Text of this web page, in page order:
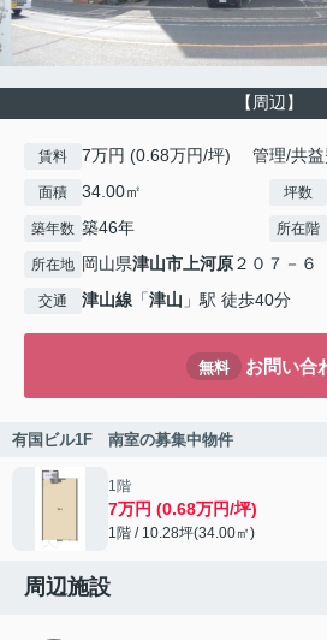
【周辺】
賃料 7万円 (0.68万円/坪) 管理/共益
面積 34.00㎡ 坪数
築年数 築46年 所在階
所在地 岡山県津山市上河原２０７－６
交通 津山線 「津山 」駅 徒歩40分
無料 お問い合
有国ビル1F 南室の募集中物件
1階
7万円 (0.68万円/坪)
1階 / 10.28坪(34.00㎡)
周辺施設